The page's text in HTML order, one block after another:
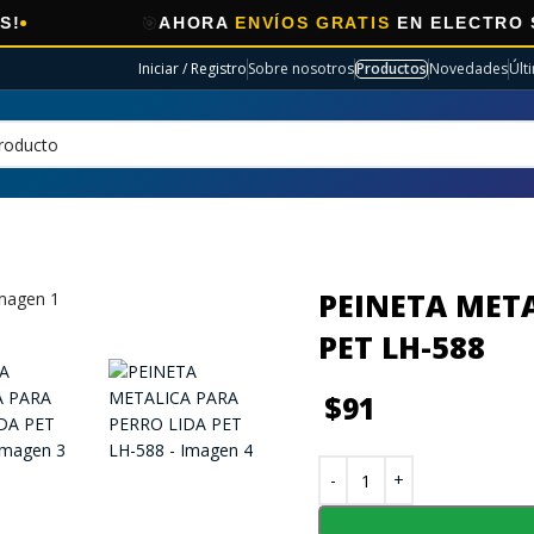
ENVÍOS GRATISEN ELECTRO
Iniciar / RegistroSobre nosotrosProductosNovedades
PEINETA
PET LH-588
$91